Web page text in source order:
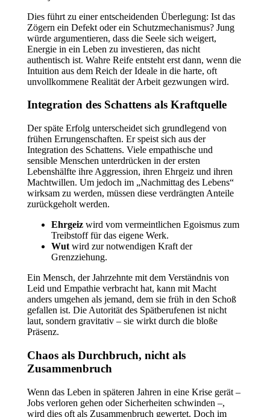
Dies führt zu einer entscheidenden Überlegung: Ist das
Zögern ein Defekt oder ein Schutzmechanismus? Jung
würde argumentieren, dass die Seele sich weigert,
Energie in ein Leben zu investieren, das nicht
authentisch ist. Wahre Reife entsteht erst dann, wenn die
Intuition aus dem Reich der Ideale in die harte, oft
unvollkommene Realität der Arbeit gezwungen wird.
Integration des Schattens als Kraftquelle
Der späte Erfolg unterscheidet sich grundlegend von
frühen Errungenschaften. Er speist sich aus der
Integration des Schattens. Viele empathische und
sensible Menschen unterdrücken in der ersten
Lebenshälfte ihre Aggression, ihren Ehrgeiz und ihren
Machtwillen. Um jedoch im „Nachmittag des Lebens“
wirksam zu werden, müssen diese verdrängten Anteile
zurückgeholt werden.
Ehrgeizwird vom vermeintlichen Egoismus zum
Treibstoff für das eigene Werk.
Wutwird zur notwendigen Kraft der
Grenzziehung.
Ein Mensch, der Jahrzehnte mit dem Verständnis von
Leid und Empathie verbracht hat, kann mit Macht
anders umgehen als jemand, dem sie früh in den Schoß
gefallen ist. Die Autorität des Spätberufenen ist nicht
laut, sondern gravitativ – sie wirkt durch die bloße
Präsenz.
Chaos als Durchbruch, nicht als
Zusammenbruch
Wenn das Leben in späteren Jahren in eine Krise gerät –
Jobs verloren gehen oder Sicherheiten schwinden –,
wird dies oft als Zusammenbruch gewertet. Doch im